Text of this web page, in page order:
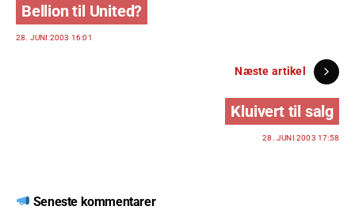
Bellion til United?
28. JUNI 2003 16:01
Næste artikel
Kluivert til salg
28. JUNI 2003 17:58
Seneste kommentarer